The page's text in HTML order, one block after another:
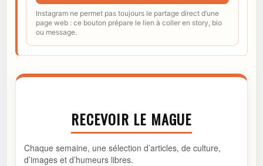
Instagram ne permet pas toujours le partage direct d’une
page web : ce bouton prépare le lien à coller en story, bio
ou message.
RECEVOIR LE MAGUE
Chaque semaine, une sélection d’articles, de culture,
d’images et d’humeurs libres.